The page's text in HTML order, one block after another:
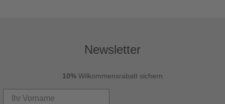
Newsletter
10% Wilkommensrabatt sichern